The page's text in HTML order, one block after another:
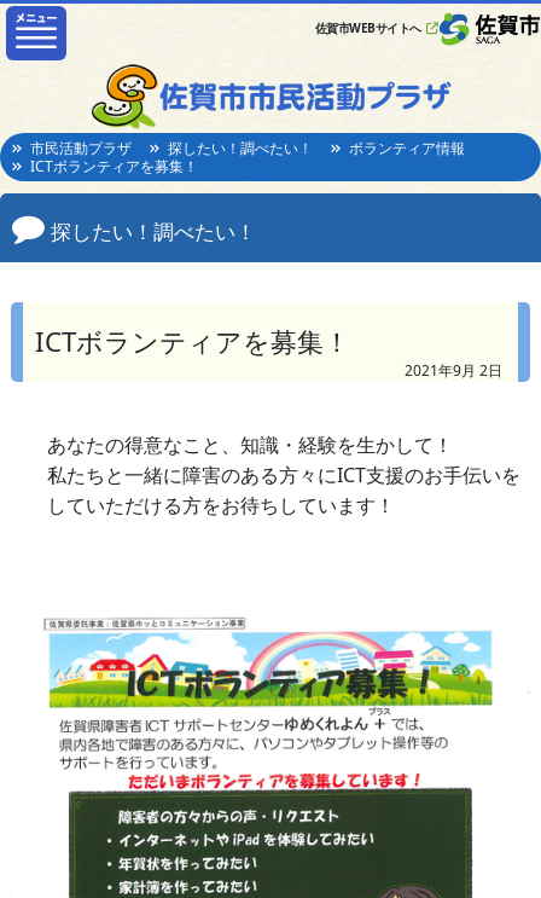
佐賀市WEBサイトへ
市民活動プラザ 探したい！調べたい！
ボランティア情報
ICTボランティアを募集！
探したい！調べたい！
ICTボランティアを募集！
2021年9月 2日
あなたの得意なこと、知識・経験を生かして！
私たちと一緒に障害のある方々にICT支援のお手伝いを
していただける方をお待ちしています！